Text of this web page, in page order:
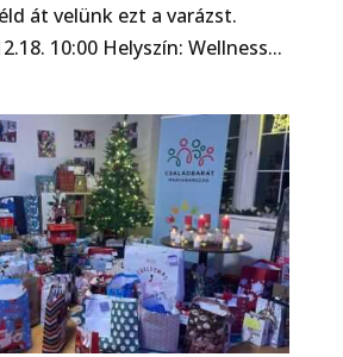
át velünk ezt a varázst.
10:00 Helyszín: Wellness...